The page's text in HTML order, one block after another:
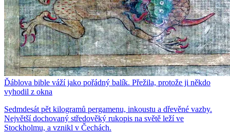
Ďáblova bible váží jako pořádný balík. Přežila, protože ji někdo
vyhodil z okna
Sedmdesát pět kilogramů pergamenu, inkoustu a dřevěné vazby.
Největší dochovaný středověký rukopis na světě leží ve
Stockholmu, a vznikl v Čechách.